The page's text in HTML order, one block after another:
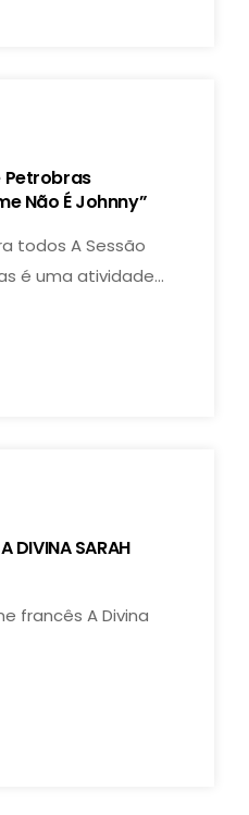
Petrobras
Não É Johnny”
todos A Sessão
é uma atividade…
DIVINA SARAH
francês A Divina